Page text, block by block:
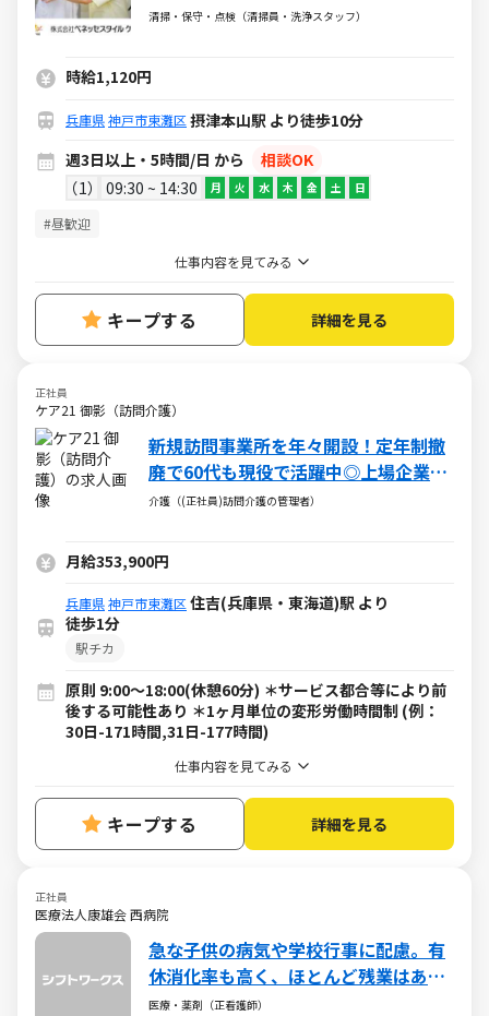
清掃・保守・点検（清掃員・洗浄スタッフ）
時給1,120円
兵庫県神戸市東灘区 摂津本山駅 より徒歩10分
週3日以上・5時間/日 から
相談OK
1
09:30 ~ 14:30 月 火 水 木 金 土 日
#昼歓迎
仕事内容を見てみる
キープする 詳細を見る
正社員
ケア21 御影（訪問介護）
新規訪問事業所を年々開設！定年制撤
廃で60代も現役で活躍中◎上場企業の
安定基盤で事業所運営
介護（(正社員)訪問介護の管理者）
月給353,900円
兵庫県神戸市東灘区 住吉(兵庫県・東海道)駅 より
徒歩1分
駅チカ
原則 9:00～18:00(休憩60分) ＊サービス都合等により前
後する可能性あり ＊1ヶ月単位の変形労働時間制 (例：
30日-171時間,31日-177時間)
仕事内容を見てみる
キープする 詳細を見る
正社員
医療法人康雄会 西病院
急な子供の病気や学校行事に配慮。有
休消化率も高く、ほとんど残業はあり
ません。
医療・薬剤（正看護師）